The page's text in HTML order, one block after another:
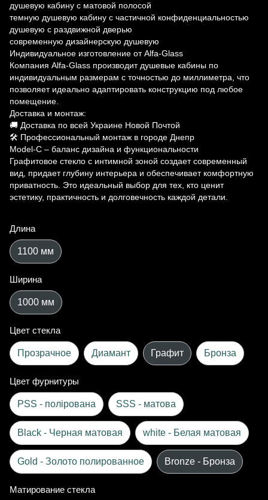
душевую кабину с матовой полосой
темную душевую кабину с частичной конфиденциальностью
душевую с раздвижной дверью
современную дизайнерскую душевую
Индивидуальное изготовление от Alfa-Glass
Компания Alfa-Glass производит душевые кабины по
индивидуальным размерам с точностью до миллиметра, что
позволяет идеально адаптировать конструкцию под любое
помещение.
Доставка и монтаж:
🚚 Доставка по всей Украине Новой Почтой
🛠 Профессиональный монтаж в городе Днепр
Model-C – баланс дизайна и функциональности
Графитовое стекло с интимной зоной создает современный
вид, придает глубину интерьера и обеспечивает комфортную
приватность. Это идеальный выбор для тех, кто ценит
эстетику, практичность и долговечность каждой детали.
Длина
1100 мм
Ширина
1000 мм
Цвет стекла
Прозрачное Диамант Графит Бронза
Цвет фурнитуры
PSS - полірована SSS - матова
Black - Черная матовая white - Белая матовая
Gold - Золото полированное Bronze - Бронза
Матирование стекла